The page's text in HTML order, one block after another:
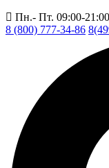
Пн.- Пт. 09:00-21:00
8 (800) 777-34-86